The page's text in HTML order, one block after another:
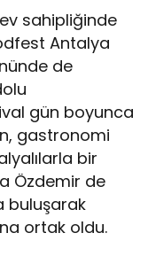
sahipliğinde
Antalya
de
gün boyunca
gastronomi
bir
Özdemir de
buluşarak
ortak oldu.